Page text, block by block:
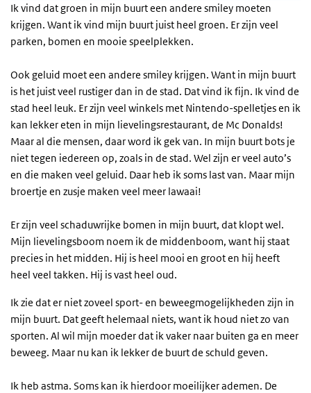
Ik vind dat groen in mijn buurt een andere smiley moeten
krijgen. Want ik vind mijn buurt juist heel groen. Er zijn veel
parken, bomen en mooie speelplekken.
Ook geluid moet een andere smiley krijgen. Want in mijn buurt
is het juist veel rustiger dan in de stad. Dat vind ik fijn. Ik vind de
stad heel leuk. Er zijn veel winkels met Nintendo-spelletjes en ik
kan lekker eten in mijn lievelingsrestaurant, de Mc Donalds!
Maar al die mensen, daar word ik gek van. In mijn buurt bots je
niet tegen iedereen op, zoals in de stad. Wel zijn er veel auto’s
en die maken veel geluid. Daar heb ik soms last van. Maar mijn
broertje en zusje maken veel meer lawaai!
Er zijn veel schaduwrijke bomen in mijn buurt, dat klopt wel.
Mijn lievelingsboom noem ik de middenboom, want hij staat
precies in het midden. Hij is heel mooi en groot en hij heeft
heel veel takken. Hij is vast heel oud.
Ik zie dat er niet zoveel sport- en beweegmogelijkheden zijn in
mijn buurt. Dat geeft helemaal niets, want ik houd niet zo van
sporten. Al wil mijn moeder dat ik vaker naar buiten ga en meer
beweeg. Maar nu kan ik lekker de buurt de schuld geven.
Ik heb astma. Soms kan ik hierdoor moeilijker ademen. De